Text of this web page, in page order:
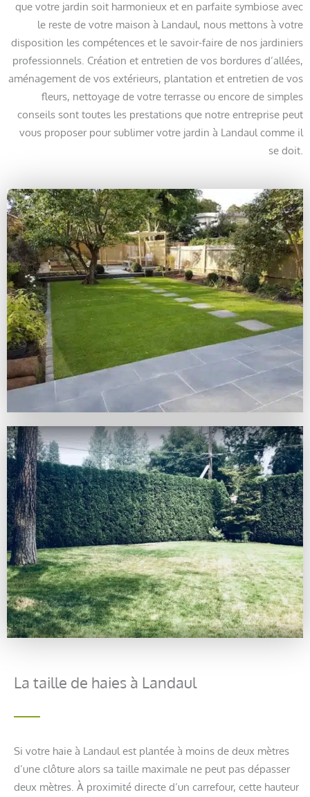
que votre jardin soit harmonieux et en parfaite symbiose avec
le reste de votre maison à Landaul, nous mettons à votre
disposition les compétences et le savoir-faire de nos jardiniers
professionnels. Création et entretien de vos bordures d’allées,
aménagement de vos extérieurs, plantation et entretien de vos
fleurs, nettoyage de votre terrasse ou encore de simples
conseils sont toutes les prestations que notre entreprise peut
vous proposer pour sublimer votre jardin à Landaul comme il
se doit.
La taille de haies à Landaul
Si votre haie à Landaul est plantée à moins de deux mètres
d’une clôture alors sa taille maximale ne peut pas dépasser
deux mètres. À proximité directe d’un carrefour, cette hauteur